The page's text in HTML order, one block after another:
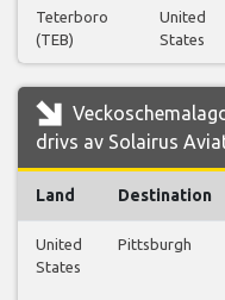
Teterboro
(TEB)
United
States
drivs av Solairus
Land Destination
United
States
Pittsburgh